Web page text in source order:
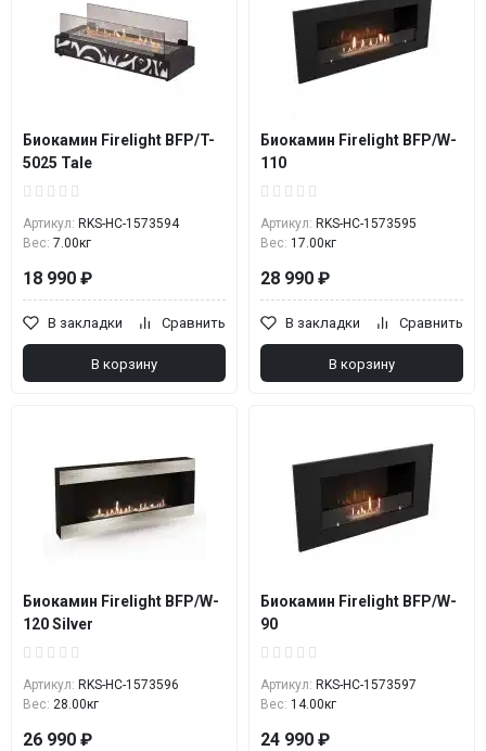
Биокамин Firelight BFP/T-
5025 Tale
Артикул: RKS-НС-1573594
Вес: 7.00кг
18 990 ₽
В закладки Сравнить
В корзину
Биокамин Firelight BFP/W-
110
Артикул: RKS-НС-1573595
Вес: 17.00кг
28 990 ₽
В закладки Сравнить
В корзину
Биокамин Firelight BFP/W-
120 Silver
Артикул: RKS-НС-1573596
Вес: 28.00кг
26 990 ₽
Биокамин Firelight BFP/W-
90
Артикул: RKS-НС-1573597
Вес: 14.00кг
24 990 ₽